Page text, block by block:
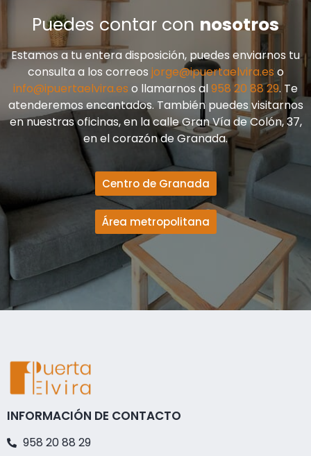
Puedes contar con nosotros
Estamos a tu entera disposición, puedes enviarnos tu
consulta a los correos jorge@ipuertaelvira.eso
info@ipuertaelvira.es o llamarnos al958 20 88 29. Te
atenderemos encantados. También puedes visitarnos
en nuestras oficinas, en la calle Gran Vía de Colón, 37,
en el corazón de Granada.
Centro de Granada
Área metropolitana
INFORMACIÓN DE CONTACTO
958 20 88 29